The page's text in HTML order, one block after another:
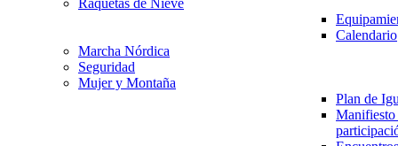
Raquetas de Nieve
Calendario
Marcha Nórdica
Seguridad
Mujer y Montaña
Plan de